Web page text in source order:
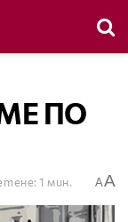
ПО
1 мин. AA